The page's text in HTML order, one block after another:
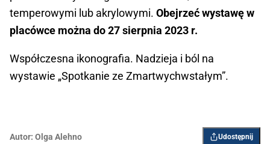
temperowymi lub akrylowymi. Obejrzeć wystawę w
placówce można do 27 sierpnia 2023 r.
Współczesna ikonografia. Nadzieja i ból na
wystawie „Spotkanie ze Zmartwychwstałym”.
Autor: Olga Alehno Udostępnij